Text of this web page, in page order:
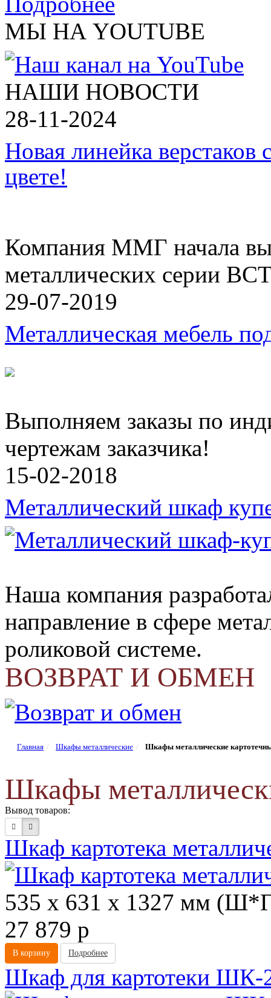
МЫ НА YOUTUBE
НАШИ НОВОСТИ
28-11-2024
Новая линейка
цвете!
Компания ММГ начала
металлических серии
29-07-2019
Металлическая мебель
Выполняем заказы по
чертежам заказчика!
15-02-2018
Металлический шкаф
Наша компания
направление в сфере
роликовой системе.
ВОЗВРАТ И ОБМЕН
Главная Шкафы металлические Шкафы металлические
Шкафы
Вывод товаров:
Шкаф картотека
535 х 631 х 1327 мм
27 879 p
В корзину Подробнее
Шкаф для картотеки ШК-